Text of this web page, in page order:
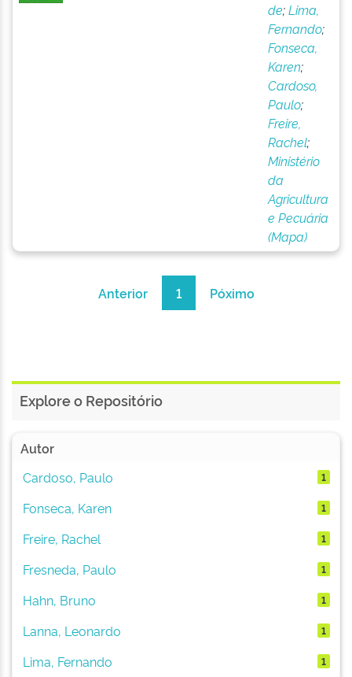
de;Lima,
Fernando;
Fonseca,
Karen;
Cardoso,
Paulo;
Freire,
Rachel;
Ministério
da
Agricultura
e Pecuária
(Mapa)
Anterior 1 Póximo
Explore o Repositório
Autor
Cardoso, Paulo
1
Fonseca, Karen 1
Freire, Rachel 1
Fresneda, Paulo 1
Hahn, Bruno 1
Lanna, Leonardo 1
Lima, Fernando 1